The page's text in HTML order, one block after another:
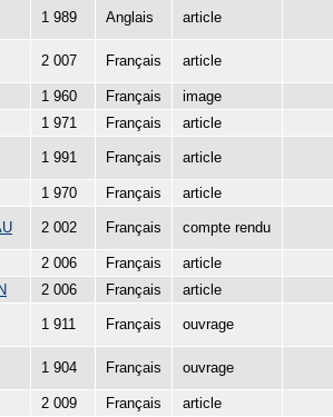
1 989 Anglais article
2 007 Français article
1 960 Français
image
1 971 Français
article
1 991 Français article
1 970 Français
article
2 002 Français compte rendu
2 006 Français
article
2 006 Français article
1 911 Français ouvrage
1 904 Français ouvrage
2 009 Français
article